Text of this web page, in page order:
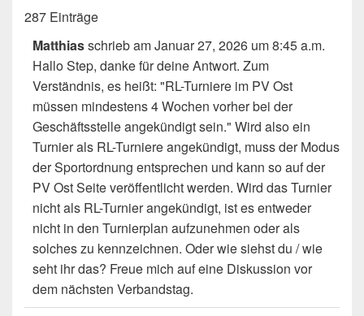
287 Einträge
Matthiasschrieb amJanuar 27, 2026 um8:45 a.m.
Hallo Step, danke für deine Antwort. Zum
Verständnis, es heißt: "RL-Turniere im PV Ost
müssen mindestens 4 Wochen vorher bei der
Geschäftsstelle angekündigt sein." Wird also ein
Turnier als RL-Turniere angekündigt, muss der Modus
der Sportordnung entsprechen und kann so auf der
PV Ost Seite veröffentlicht werden. Wird das Turnier
nicht als RL-Turnier angekündigt, ist es entweder
nicht in den Turnierplan aufzunehmen oder als
solches zu kennzeichnen. Oder wie siehst du / wie
seht ihr das? Freue mich auf eine Diskussion vor
dem nächsten Verbandstag.